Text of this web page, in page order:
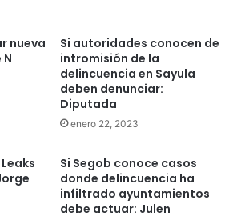
nueva
Si autoridades conocen de
intromisión de la
delincuencia en Sayula
deben denunciar:
Diputada
enero 22, 2023
Si Segob conoce casos
donde delincuencia ha
infiltrado ayuntamientos
debe actuar: Julen